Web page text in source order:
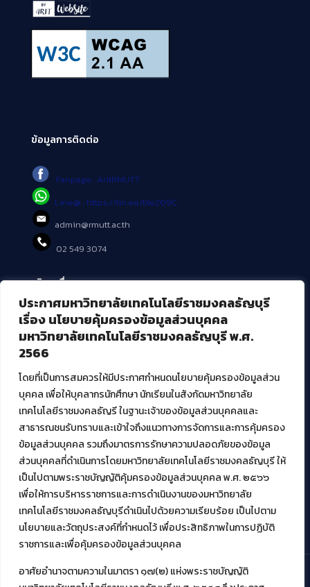
ประกาศมหาวิทยาลัยเทคโนโลยีราชมงคลธัญบุรี
เรื่อง นโยบายคุ้มครองข้อมูลส่วนบุคคล
มหาวิทยาลัยเทคโนโลยีราชมงคลธัญบุรี พ.ศ.
2566
โดยที่เป็นการสมควรให้มีประกาศกำหนดนโยบายคุ้มครองข้อมูลส่วน
บุคคล เพื่อให้บุคลากรนักศึกษา นักเรียนในสังกัดมหาวิทยาลัย
เทคโนโลยีราชมงคลธัญรี ในฐานะเจ้าของข้อมูลส่วนบุคคลและ
สาธารณชนรับทราบและเข้าใจถึงแนวทางการจัดการและการคุ้มครอง
ข้อมูลส่วนบุคคล รวมถึงมาตรการรักษาความปลอดภัยของข้อมูล
ส่วนบุคคลที่ดำเนินการโดยมหาวิทยาลัยเทคโนโลยีราชมงคลธัญบุรี ให้
เป็นไปตามพระราชบัญญัติคุ้มครองข้อมูลส่วนบุคคล พ.ศ. ๒๕๖๖
เพื่อให้การบริหารราชการและการดำเนินงานของมหาวิทยาลัย
เทคโนโลยีราชมงคลธัญบุรีดำเนินไปด้วยความเรียบร้อย เป็นไปตาม
นโยบายและวัตถุประสงค์ที่กำหนดไว้ เพื่อประสิทธิภาพในการปฏิบัติ
ราชการและเพื่อคุ้มครองข้อมูลส่วนบุคคล
อาศัยอำนาจตามความในมาตรา ๑๗(๒) แห่งพระราชบัญญัติ
ข้อมูลการติดต่อ
Fanpage : AritRMUTT
Line@ : https://lin.ee/tXe209C
admin@rmutt.ac.th
02 549 3074
บริการอื่นๆ ของ สวส.
ศูนย์สื่อดิจิทัล
ศูนย์นวัตกรรมและความรู้
ศูนย์พัฒนาและบริการนวัตกรรมดิจิทัล
สมัยใหม่ (MoSeC)
งานบริการวิชาการให้กับหน่วยงานภายนอก
โครงการส่งเสริมและพัฒนาผู้ประกอบการ SME โดย. มทร.ธัญบุรี
กิจกรรมการเชื่อมโยงเครือข่ายผู้ให้บริการเครื่องจักรกลทางการ
เกษตร ภายใต้โครงการส่งเสริมการรแปรรูปสินค้าเกษตรระดับชุมชน
กรมส่งเสริมอุตสาหกรรม
โครงการยกระดับเศรษฐกิจและสังคมรายตำบลแบบบูรณาการ (1
ตำบล 1 มหาวิทยาลัย)